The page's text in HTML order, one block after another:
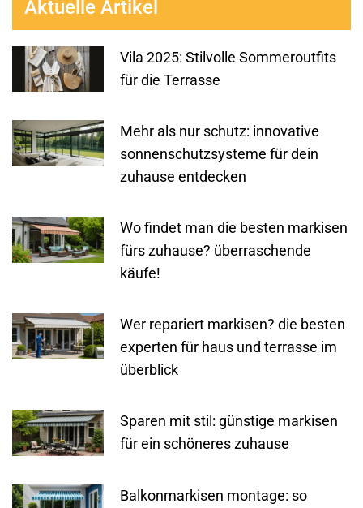
Aktuelle Artikel
Vila 2025: Stilvolle Sommeroutfits
für die Terrasse
Mehr als nur schutz: innovative
sonnenschutzsysteme für dein
zuhause entdecken
Wo findet man die besten markisen
fürs zuhause? überraschende
käufe!
Wer repariert markisen? die besten
experten für haus und terrasse im
überblick
Sparen mit stil: günstige markisen
für ein schöneres zuhause
Balkonmarkisen montage: so